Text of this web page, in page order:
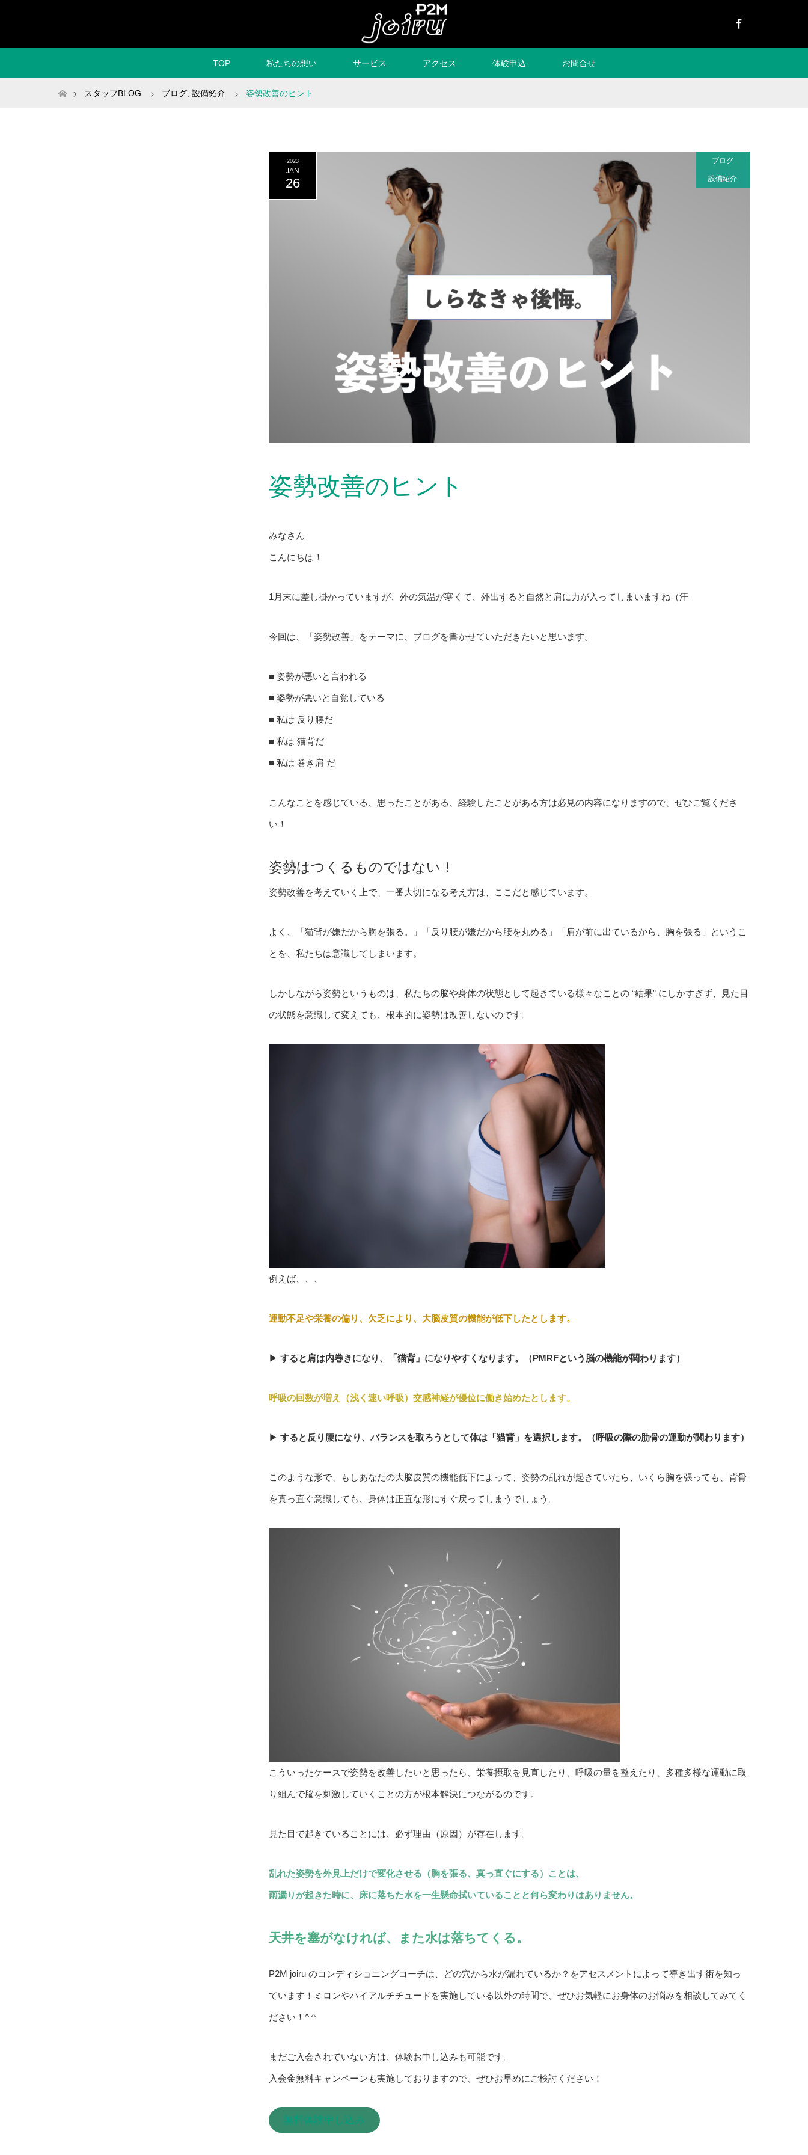
TOP 私たちの想い サービス アクセス 体験申込 お問合せ
ホームスタッフBLOG ブログ 設備紹介 姿勢改善のヒント
2023
JAN
26
ブログ
設備紹介
姿勢改善のヒント
みなさん
こんにちは！
1月末に差し掛かっていますが、外の気温が寒くて、外出すると自然と肩に力が入ってしまいますね（汗
今回は、「姿勢改善」をテーマに、ブログを書かせていただきたいと思います。
■ 姿勢が悪いと言われる
■ 姿勢が悪いと自覚している
■ 私は 反り腰だ
■ 私は 猫背だ
■ 私は 巻き肩 だ
こんなことを感じている、思ったことがある、経験したことがある方は必見の内容になりますので、ぜひご覧くださ
い！
姿勢はつくるものではない！
姿勢改善を考えていく上で、一番大切になる考え方は、ここだと感じています。
よく、「猫背が嫌だから胸を張る。」「反り腰が嫌だから腰を丸める」「肩が前に出ているから、胸を張る」というこ
とを、私たちは意識してしまいます。
しかしながら姿勢というものは、私たちの脳や身体の状態として起きている様々なことの “結果” にしかすぎず、見た目
の状態を意識して変えても、根本的に姿勢は改善しないのです。
例えば、、、
運動不足や栄養の偏り、欠乏により、大脳皮質の機能が低下したとします。
▶︎ すると肩は内巻きになり、「猫背」になりやすくなります。（PMRFという脳の機能が関わります）
呼吸の回数が増え（浅く速い呼吸）交感神経が優位に働き始めたとします。
▶︎ すると反り腰になり、バランスを取ろうとして体は「猫背」を選択します。（呼吸の際の肋骨の運動が関わります）
このような形で、もしあなたの大脳皮質の機能低下によって、姿勢の乱れが起きていたら、いくら胸を張っても、背骨
を真っ直ぐ意識しても、身体は正直な形にすぐ戻ってしまうでしょう。
こういったケースで姿勢を改善したいと思ったら、栄養摂取を見直したり、呼吸の量を整えたり、多種多様な運動に取
り組んで脳を刺激していくことの方が根本解決につながるのです。
見た目で起きていることには、必ず理由（原因）が存在します。
乱れた姿勢を外見上だけで変化させる（胸を張る、真っ直ぐにする）ことは、
雨漏りが起きた時に、床に落ちた水を一生懸命拭いていることと何ら変わりはありません。
天井を塞がなければ、また水は落ちてくる。
P2M joiru のコンディショニングコーチは、どの穴から水が漏れているか？をアセスメントによって導き出す術を知っ
ています！ミロンやハイアルチチュードを実施している以外の時間で、ぜひお気軽にお身体のお悩みを相談してみてく
ださい！^ ^
まだご入会されていない方は、体験お申し込みも可能です。
入会金無料キャンペーンも実施しておりますので、ぜひお早めにご検討ください！
無料体験申し込み